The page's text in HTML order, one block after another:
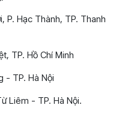
P. Hạc Thành, TP. Thanh
TP. Hồ Chí Minh
- TP. Hà Nội
Liêm - TP. Hà Nội.